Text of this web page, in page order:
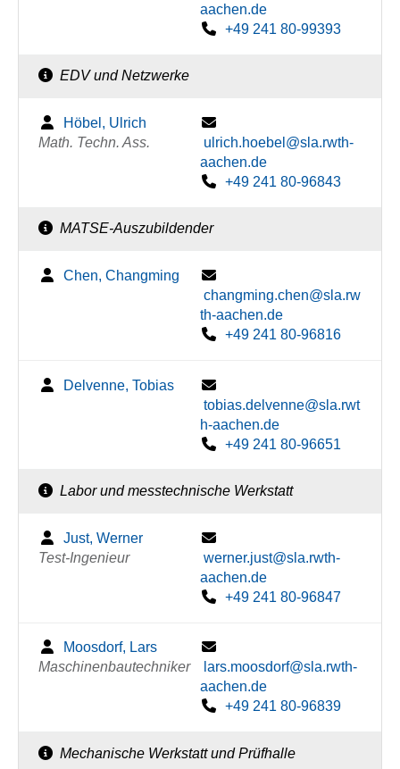
aachen.de
+49 241 80-99393
EDV und Netzwerke
Höbel, Ulrich
Math. Techn. Ass.
ulrich.hoebel@sla.rwth-
aachen.de
+49 241 80-96843
MATSE-Auszubildender
Chen, Changming
changming.chen@sla.rw
th-aachen.de
+49 241 80-96816
Delvenne, Tobias
tobias.delvenne@sla.rwt
h-aachen.de
+49 241 80-96651
Labor und messtechnische Werkstatt
Just, Werner
Test-Ingenieur
werner.just@sla.rwth-
aachen.de
+49 241 80-96847
Moosdorf, Lars
Maschinenbautechniker
lars.moosdorf@sla.rwth-
aachen.de
+49 241 80-96839
Mechanische Werkstatt und Prüfhalle